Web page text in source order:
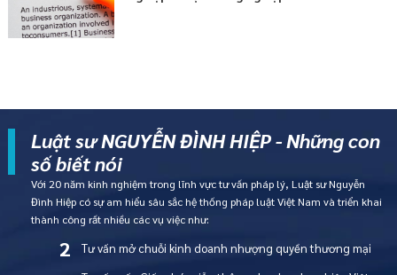
Luật sư NGUYỄN ĐÌNH HIỆP - Những con
số biết nói
Với 20 năm kinh nghiệm trong lĩnh vực tư vấn pháp lý, Luật sư Nguyễn
Đình Hiệp có sự am hiểu sâu sắc hệ thống pháp luật Việt Nam và triển khai
thành công rất nhiều các vụ việc như:
2 Tư vấn mở chuỗi kinh doanh nhượng quyền thương mại